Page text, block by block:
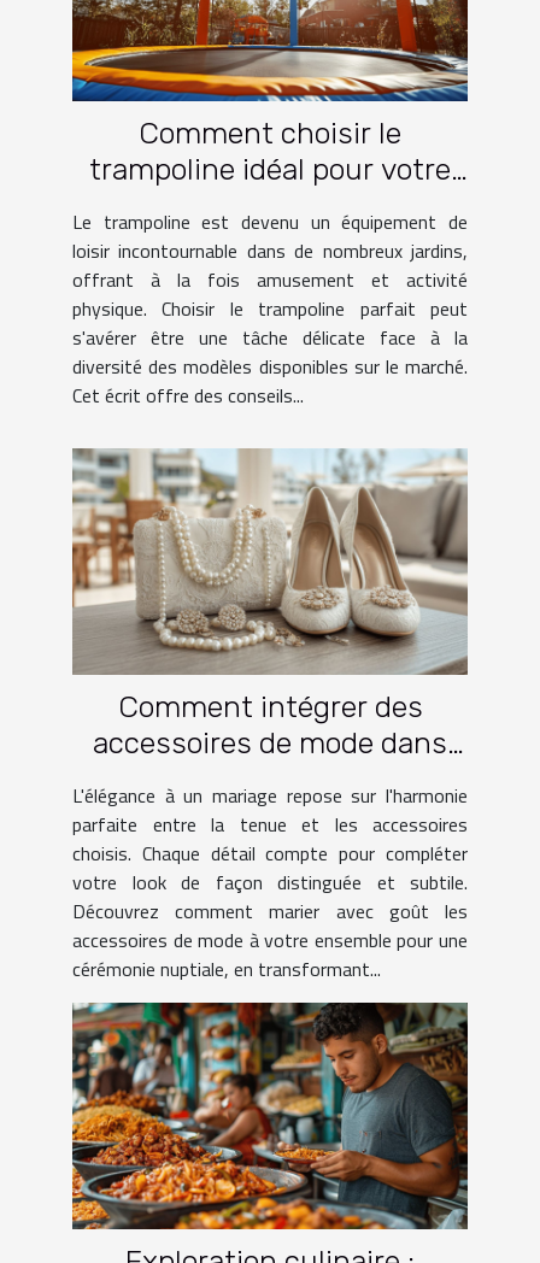
Comment choisir le
trampoline idéal pour votre
Le trampoline est devenu un équipement de
loisir incontournable dans de nombreux jardins,
offrant à la fois amusement et activité
physique. Choisir le trampoline parfait peut
s'avérer être une tâche délicate face à la
diversité des modèles disponibles sur le marché.
Cet écrit offre des conseils...
Comment intégrer des
accessoires de mode dans
une tenue de mariage
L'élégance à un mariage repose sur l'harmonie
parfaite entre la tenue et les accessoires
choisis. Chaque détail compte pour compléter
votre look de façon distinguée et subtile.
Découvrez comment marier avec goût les
accessoires de mode à votre ensemble pour une
cérémonie nuptiale, en transformant...